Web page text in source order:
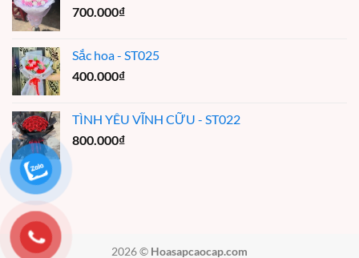
700.000₫
Sắc hoa - ST025
400.000₫
TÌNH YÊU VĨNH CỮU - ST022
800.000₫
2026 © Hoasapcaocap.com